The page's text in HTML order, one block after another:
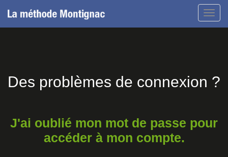
Des problèmes de connexion ?
J'ai oublié mon mot de passe pour
accéder à mon compte.